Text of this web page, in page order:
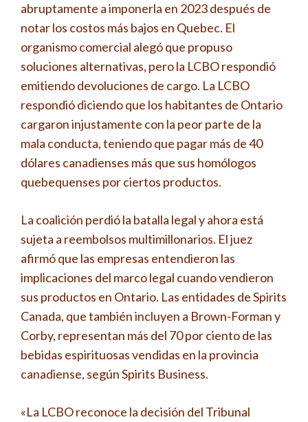
abruptamente a imponerla en 2023 después de
notar los costos más bajos en Quebec. El
organismo comercial alegó que propuso
soluciones alternativas, pero la LCBO respondió
emitiendo devoluciones de cargo. La LCBO
respondió diciendo que los habitantes de Ontario
cargaron injustamente con la peor parte de la
mala conducta, teniendo que pagar más de 40
dólares canadienses más que sus homólogos
quebequenses por ciertos productos.
La coalición perdió la batalla legal y ahora está
sujeta a reembolsos multimillonarios. El juez
afirmó que las empresas entendieron las
implicaciones del marco legal cuando vendieron
sus productos en Ontario. Las entidades de Spirits
Canada, que también incluyen a Brown-Forman y
Corby, representan más del 70 por ciento de las
bebidas espirituosas vendidas en la provincia
canadiense, según Spirits Business.
«La LCBO reconoce la decisión del Tribunal